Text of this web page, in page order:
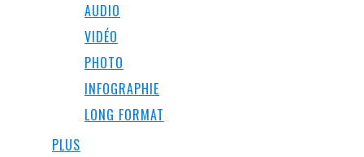
AUDIO
VIDÉO
PHOTO
INFOGRAPHIE
LONG FORMAT
PLUS